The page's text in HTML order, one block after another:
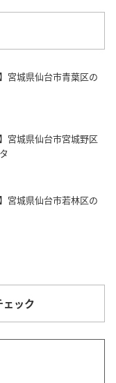
宮城県仙台市青葉区の
宮城県仙台市宮城野区
宮城県仙台市若林区の
ック